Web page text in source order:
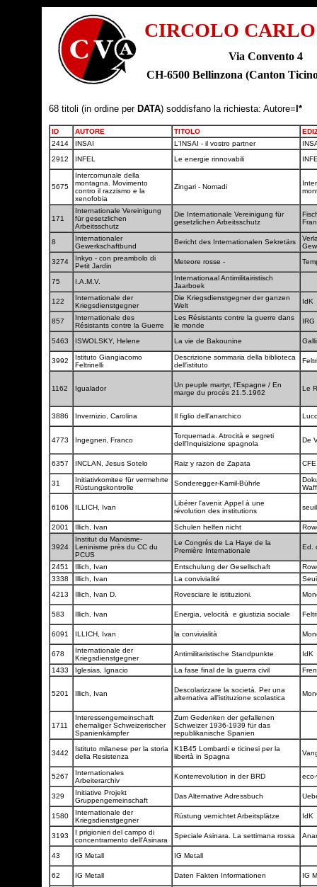
CIRCOLO
Via Convento 4
CH-6500 Bellinzona (Canton
68 titoli (in ordine per DATA) soddisfano la richiesta: Autore= I*
ID AUTORE TITOLO
2414
INSAI L'INSAI - il vostro partner
2912
INFEL Le energie rinnovabili
5675
Intercomunale della
montagna. Movimento
contro il razzismo e la
xenofobia
Zingari - Nomadi
171
Internationale Vereinigung
für gesetzlichen
Arbeitsschutz
Die Internationale Vereinigung für
gesetzlichen Arbeitsschutz
8
Internationaler
Gewerkschaftbund
Bericht des Internationalen Sekretärs
3274
Inkyo - con preambolo di
Petit Jardin
Meteore rosse -
75 I.A.M.V.
Internationaal Antimilitairistisch
Jaarboek
122
Internationale der
Kriegsdienstgegner
Die Kriegsdienstgegner der ganzen
Welt
IdK
857
Internationale des
Résistants contre la Guerre
Les Résistants contre la guerre dans
le monde
IRG
5463 ISWOLSKY, Helene La vie de Bakounine
3992
Istituto Giangiacomo
Feltrinelli
Descrizione sommaria della biblioteca
dell'istituto
1162 Igualador
Un peuple martyr, l'Espagne / En
marge du procès 21.5.1962
Le
3886 Invernizio, Carolina Il figlio dell'anarchico
4773 Ingegneri, Franco
Torquemada. Atrocità e segreti
dell'Inquisizione spagnola
De
6357 INCLAN, Jesus Sotelo Raiz y razon de Zapata
31
Initiativkomitee für vermehrte
Rüstungskontrolle
Sonderegger-Kamil-Bührle
6106 ILLICH, Ivan
Libérer l'avenir. Appel à une
révolution des institutions
2001 Illich, Ivan Schulen helfen nicht
3924
Institut du Marxisme-
Leninisme près du CC du
PCUS
Le Congrés de La Haye de la
Première Internationale
Ed.
2451 Illich, Ivan Entschulung der Gesellschaft
3338
Illich, Ivan La convivialité
4213
Illich, Ivan D. Rovesciare le istituzioni.
583 Illich, Ivan Energia, velocità e giustizia sociale
6091 ILLICH, Ivan la convivialità
678
Internationale der
Kriegsdienstgegner
Antimilitaristische Standpunkte IdK
1433 Iglesias, Ignacio La fase final de la guerra civil
5201 Illich, Ivan
Descolarizzare la società. Per una
alternativa all'istituzione scolastica
1711
Interessengemeinschaft
ehemaliger Schweizerischer
Spanienkämpfer
Zum Gedenken der gefallenen
Schweizer 1936-1939 für das
republikanische Spanien
3442
Istituto milanese per la storia
della Resistenza
K1B45 Lombardi e ticinesi per la
libertà in Spagna
5267
Internationales
Arbeiterarchiv
Konterrevolution in der BRD
329
Initiative Projekt
Gruppengemeinschaft
Das Alternative Adressbuch
1580
Internationale der
Kriegsdienstgegner
Rüstung vernichtet Arbeitsplätze IdK
3193
I prigionieri del campo di
concentramento dell'Asinara
Speciale Asinara. La settimana rossa
43 IG Metall IG Metall
62 IG Metall Daten Fakten Informationen IG